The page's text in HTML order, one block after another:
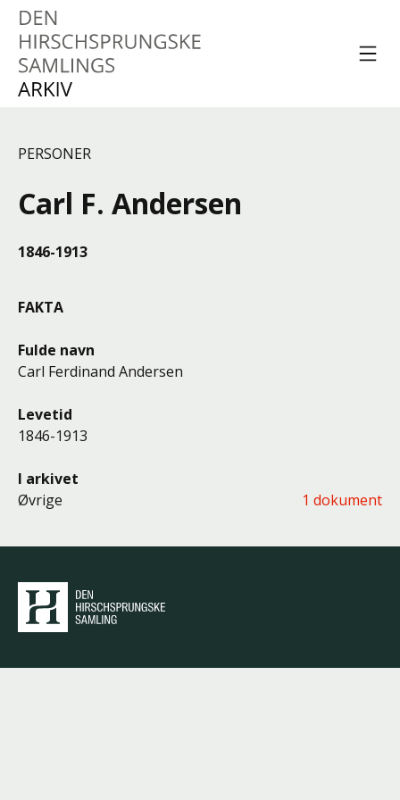
PERSONER
Carl F. Andersen
1846-1913
FAKTA
Fulde navn
Carl Ferdinand Andersen
Levetid
1846-1913
I arkivet
Øvrige
1 dokument
Samling